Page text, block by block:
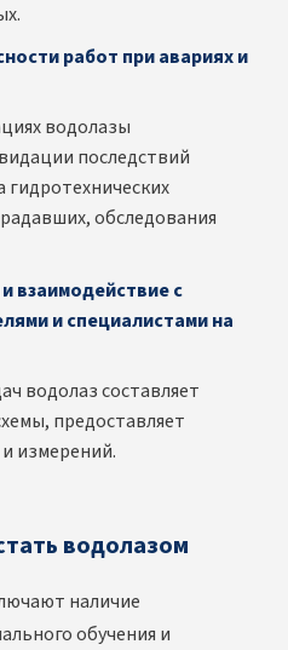
работ при авариях и
водолазы
последствий
гидротехнических
обследования
взаимодействие с
и специалистами на
водолаз составляет
предоставляет
измерений.
водолазом
наличие
обучения и